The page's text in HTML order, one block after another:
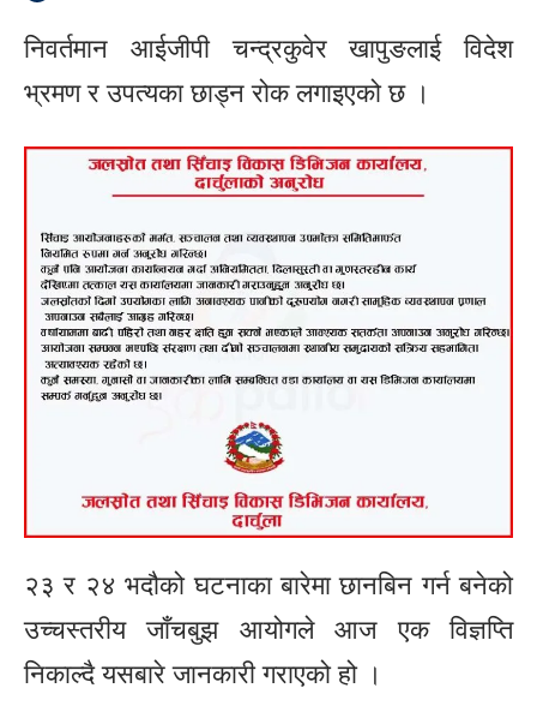
निवर्तमान आईजीपी चन्द्रकुवेर खापुङलाई विदेश
भ्रमण र उपत्यका छाड्न रोक लगाइएको छ ।
२३ र २४ भदौको घटनाका बारेमा छानबिन गर्न बनेको
उच्चस्तरीय जाँचबुझ आयोगले आज एक विज्ञप्ति
निकाल्दै यसबारे जानकारी गराएको हो ।